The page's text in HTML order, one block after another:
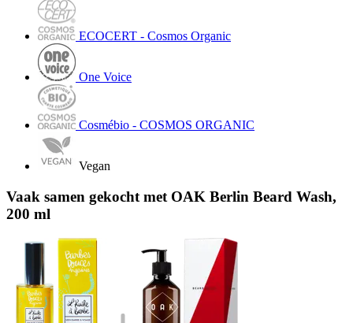
ECOCERT - Cosmos Organic
One Voice
Cosmébio - COSMOS ORGANIC
Vegan
Vaak samen gekocht met OAK Berlin Beard Wash,
200 ml